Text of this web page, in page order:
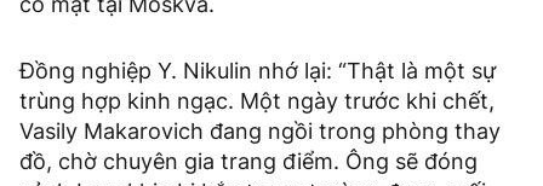
Đồng nghiệp Y. Nikulin nhớ lại: “Thật là một sự
trùng hợp kinh ngạc. Một ngày trước khi chết,
Vasily Makarovich đang ngồi trong phòng thay
đồ, chờ chuyên gia trang điểm. Ông sẽ đóng